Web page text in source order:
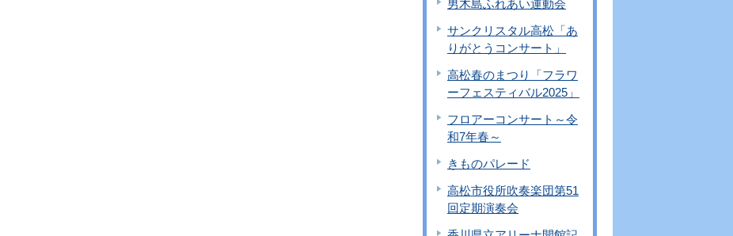
男木島ふれあい運動会
サンクリスタル高松「あ
りがとうコンサート」
高松春のまつり「フラワ
ーフェスティバル2025」
フロアーコンサート～令
和7年春～
きものパレード
高松市役所吹奏楽団第51
回定期演奏会